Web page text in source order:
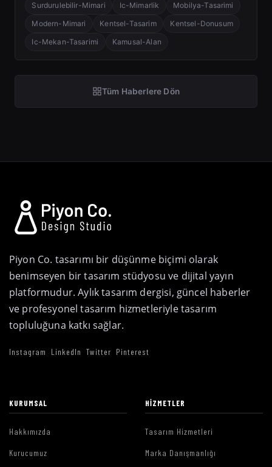
Surdurulebilir-Mimari
Ic-Mimarlik
Mobilya-Tasarimi
Modern-Mimari
Kentsel-Tasarim
Kentsel-Donusum
Ic-Mekan-Tasarimi
Kamusal-Alan
Tüm Haberlere Dön
Piyon Co. tasarımı bir düşünme biçimi olarak
benimseyen bir tasarım stüdyosu ve dijital yayın
platformudur. Aylık tasarım dergisi, güncel haberler
ve profesyonel tasarım hizmetleriyle tasarım
topluluğuna katkı sağlar.
Instagram LinkedIn Twitter Pinterest
KURUMSAL
Hakkımızda
Kurucumuz
HIZMETLER
Tasarım Hizmetleri
Marka Danışmanlığı